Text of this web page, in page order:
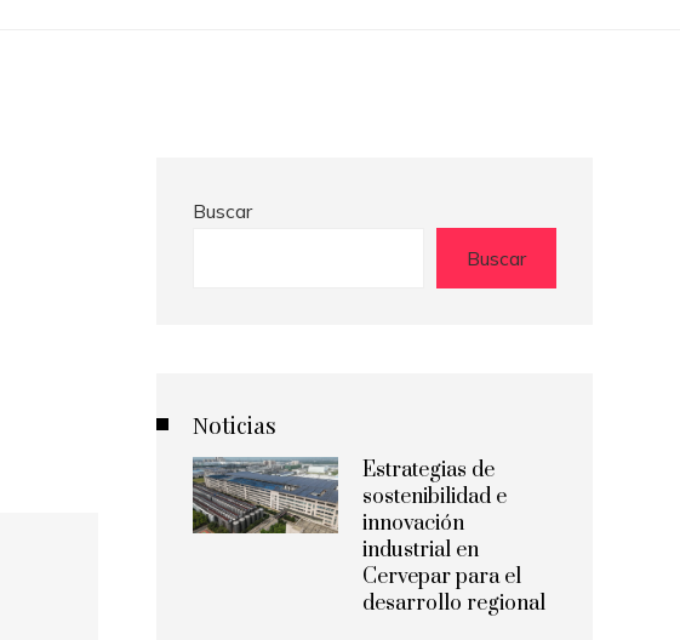
Buscar
Buscar
Noticias
Estrategias de
sostenibilidad e
innovación
industrial en
Cervepar para el
desarrollo regional